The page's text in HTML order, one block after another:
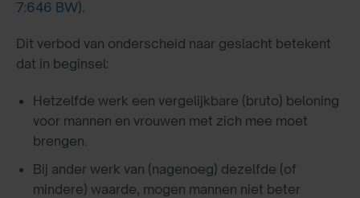
7:646 BW).
Dit verbod van onderscheid naar geslacht betekent
dat in beginsel:
Hetzelfde werk een vergelijkbare (bruto) beloning
voor mannen en vrouwen met zich mee moet
brengen.
Bij ander werk van (nagenoeg) dezelfde (of
mindere) waarde, mogen mannen niet beter